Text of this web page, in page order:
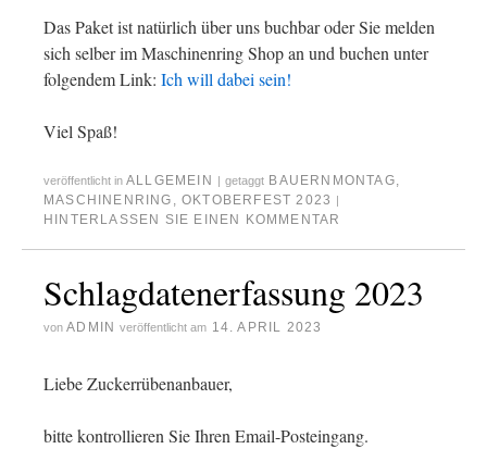
Das Paket ist natürlich über uns buchbar oder Sie melden
sich selber im Maschinenring Shop an und buchen unter
folgendem Link: Ich will dabei sein!
Viel Spaß!
veröffentlicht in ALLGEMEIN getaggt BAUERNMONTAG,
MASCHINENRING ,OKTOBERFEST 2023
HINTERLASSEN SIE EINEN KOMMENTAR
Schlagdatenerfassung 2023
von ADMIN veröffentlicht am 14. APRIL 2023
Liebe Zuckerrübenanbauer,
bitte kontrollieren Sie Ihren Email-Posteingang.